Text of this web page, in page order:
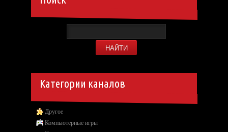
Категории каналов
Другое
Компьютерные игры